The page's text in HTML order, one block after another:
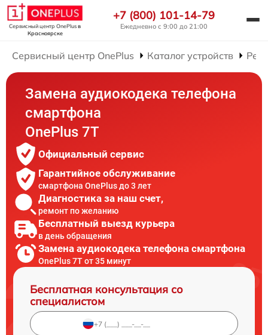
Сервисный центр OnePlusв
Красноярске
+7 (800) 101-14-79
Ежедневно с 9:00 до 21:00
Сервисный центр OnePlus Каталог устройств
Замена аудиокодека телефона
смартфона
OnePlus 7T
Официальный сервис
Гарантийное обслуживание
смартфона OnePlus до 3 лет
Диагностика за наш счет,
ремонт по желанию
Бесплатный выезд курьера
в день обращения
Замена аудиокодека телефона смартфона
OnePlus 7T от 35 минут
Бесплатная консультация со
специалистом